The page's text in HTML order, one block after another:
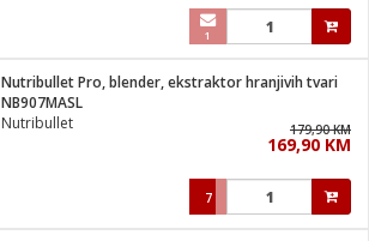
1
Nutribullet Pro, blender, ekstraktor hranjivih tvari
NB907MASL
Nutribullet
179,90 KM
169,90 KM
7